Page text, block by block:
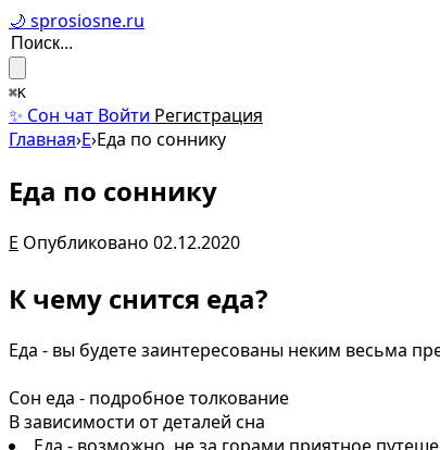
🌙 sprosiosne.ru
⌘K
✨ Сон чат Войти Регистрация
Главная›Е›Еда по соннику
Еда по соннику
Е Опубликовано 02.12.2020
К чему снится еда?
Еда - вы будете заинтересованы неким весьма
Сон еда - подробное толкование
В зависимости от деталей сна